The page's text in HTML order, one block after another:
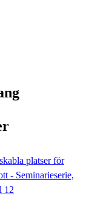
platser för
- Seminarieserie,
12